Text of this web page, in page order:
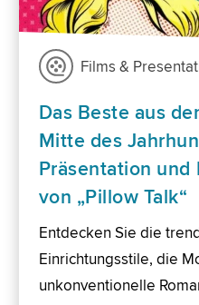
Films &
Das Beste aus
Mitte des
Präsentation und
von „Pillow Talk“
Entdecken Sie die
Einrichtungsstile, die
unkonventionelle